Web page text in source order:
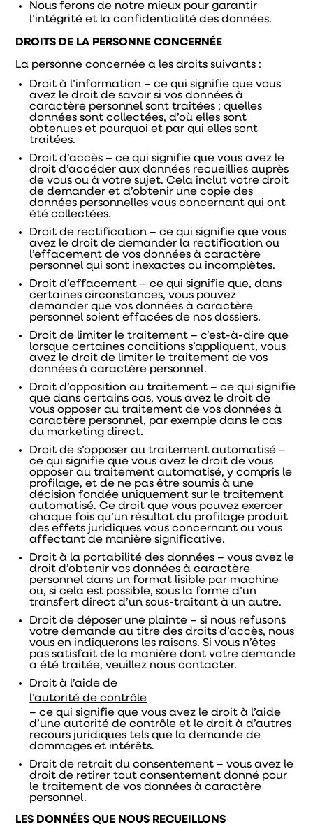
Nous ferons de notre mieux pour garantir
l’intégrité et la confidentialité des données.
DROITS DE LA PERSONNE CONCERNÉE
La personne concernée a les droits suivants :
Droit à l’information – ce qui signifie que vous
avez le droit de savoir si vos données à
caractère personnel sont traitées ; quelles
données sont collectées, d’où elles sont
obtenues et pourquoi et par qui elles sont
traitées.
Droit d’accès – ce qui signifie que vous avez le
droit d’accéder aux données recueillies auprès
de vous ou à votre sujet. Cela inclut votre droit
de demander et d’obtenir une copie des
données personnelles vous concernant qui ont
été collectées.
Droit de rectification – ce qui signifie que vous
avez le droit de demander la rectification ou
l’effacement de vos données à caractère
personnel qui sont inexactes ou incomplètes.
Droit d’effacement – ce qui signifie que, dans
certaines circonstances, vous pouvez
demander que vos données à caractère
personnel soient effacées de nos dossiers.
Droit de limiter le traitement – c’est-à-dire que
lorsque certaines conditions s’appliquent, vous
avez le droit de limiter le traitement de vos
données à caractère personnel.
Droit d’opposition au traitement – ce qui signifie
que dans certains cas, vous avez le droit de
vous opposer au traitement de vos données à
caractère personnel, par exemple dans le cas
du marketing direct.
Droit de s’opposer au traitement automatisé –
ce qui signifie que vous avez le droit de vous
opposer au traitement automatisé, y compris le
profilage, et de ne pas être soumis à une
décision fondée uniquement sur le traitement
automatisé. Ce droit que vous pouvez exercer
chaque fois qu’un résultat du profilage produit
des effets juridiques vous concernant ou vous
affectant de manière significative.
Droit à la portabilité des données – vous avez le
droit d’obtenir vos données à caractère
personnel dans un format lisible par machine
ou, si cela est possible, sous la forme d’un
transfert direct d’un sous-traitant à un autre.
Droit de déposer une plainte – si nous refusons
votre demande au titre des droits d’accès, nous
vous en indiquerons les raisons. Si vous n’êtes
pas satisfait de la manière dont votre demande
a été traitée, veuillez nous contacter.
Droit à l’aide de
l’autorité de contrôle
– ce qui signifie que vous avez le droit à l’aide
d’une autorité de contrôle et le droit à d’autres
recours juridiques tels que la demande de
dommages et intérêts.
Droit de retrait du consentement – vous avez le
droit de retirer tout consentement donné pour
le traitement de vos données à caractère
personnel.
LES DONNÉES QUE NOUS RECUEILLONS